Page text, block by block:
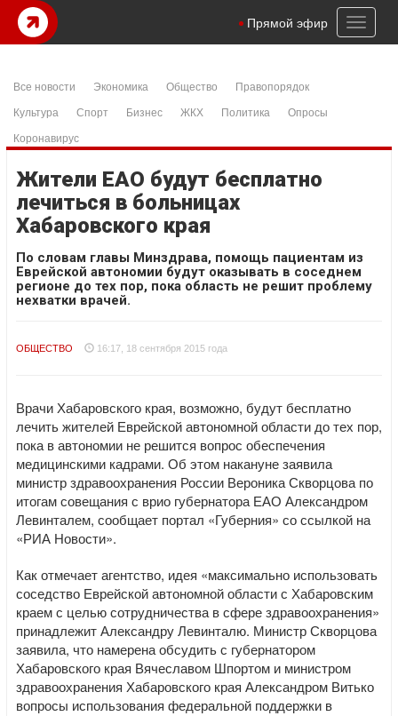
Toggle
Прямой эфир
Все новости Экономика Общество
Правопорядок
Культура
Спорт Бизнес ЖКХ Политика
Опросы
Коронавирус
Жители ЕАО будут бесплатно
лечиться в больницах
Хабаровского края
По словам главы Минздрава, помощь пациентам из
Еврейской автономии будут оказывать в соседнем
регионе до тех пор, пока область не решит проблему
нехватки врачей.
ОБЩЕСТВО 16:17, 18 сентября 2015 года
Врачи Хабаровского края, возможно, будут бесплатно
лечить жителей Еврейской автономной области до тех пор,
пока в автономии не решится вопрос обеспечения
медицинскими кадрами. Об этом накануне заявила
министр здравоохранения России Вероника Скворцова по
итогам совещания с врио губернатора ЕАО Александром
Левинталем, сообщает портал «Губерния» со ссылкой на
«РИА Новости».
Как отмечает агентство, идея «максимально использовать
соседство Еврейской автономной области с Хабаровским
краем с целью сотрудничества в сфере здравоохранения»
принадлежит Александру Левинталю. Министр Скворцова
заявила, что намерена обсудить с губернатором
Хабаровского края Вячеславом Шпортом и министром
здравоохранения Хабаровского края Александром Витько
вопросы использования федеральной поддержки в